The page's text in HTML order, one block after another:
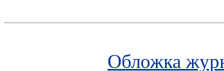
Обложка